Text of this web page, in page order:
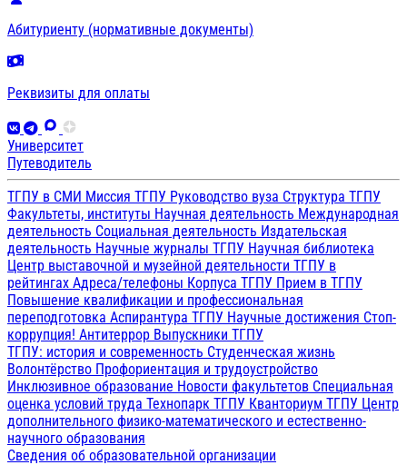
Абитуриенту (нормативные документы)
Реквизиты для оплаты
Университет
Путеводитель
ТГПУ в СМИ Миссия ТГПУ Руководство вуза Структура ТГПУ
Факультеты, институты Научная деятельность Международная
деятельность Социальная деятельность Издательская
деятельность Научные журналы ТГПУ Научная библиотека
Центр выставочной и музейной деятельности ТГПУ в
рейтингах Адреса/телефоны Корпуса ТГПУ Прием в ТГПУ
Повышение квалификации и профессиональная
переподготовка Аспирантура ТГПУ Научные достижения Стоп-
коррупция! Антитеррор Выпускники ТГПУ
ТГПУ: история и современность Студенческая жизнь
Волонтёрство Профориентация и трудоустройство
Инклюзивное образование Новости факультетов Специальная
оценка условий труда Технопарк ТГПУ Кванториум ТГПУ Центр
дополнительного физико-математического и естественно-
научного образования
Сведения об образовательной организации